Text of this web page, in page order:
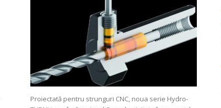
Proiectată pentru strunguri CNC, noua serie Hydro-